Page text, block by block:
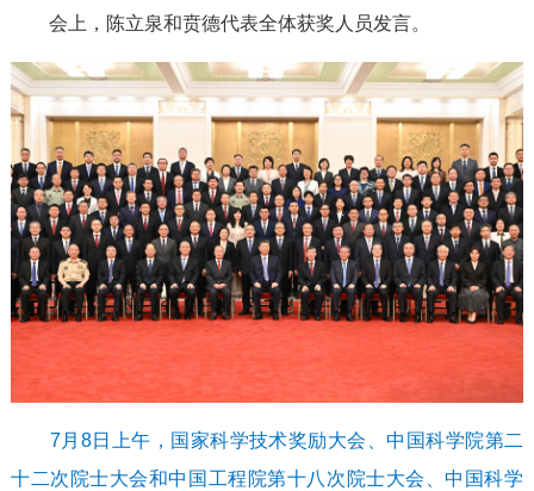
会上，陈立泉和贲德代表全体获奖人员发言。
7月8日上午，国家科学技术奖励大会、中国科学院第二
十二次院士大会和中国工程院第十八次院士大会、中国科学